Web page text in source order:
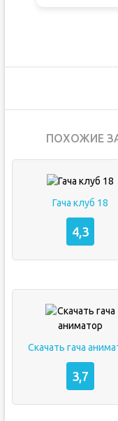
ПОХОЖИЕ
Гача клуб 18
4,3
Скачать гача
3,7